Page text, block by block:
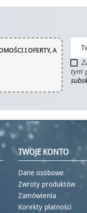
I OFERTY, A
tym
TWOJE KONTO
Dane osobowe
Zwroty produktów
Zamówienia
Korekty płatności